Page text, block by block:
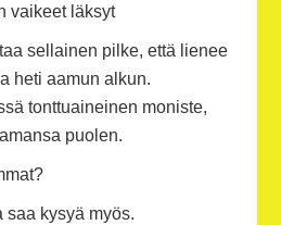
vaikeet läksyt
sellainen pilke, että lienee
heti aamun alkun.
tonttuaineinen moniste,
puolen.
saa kysyä myös.